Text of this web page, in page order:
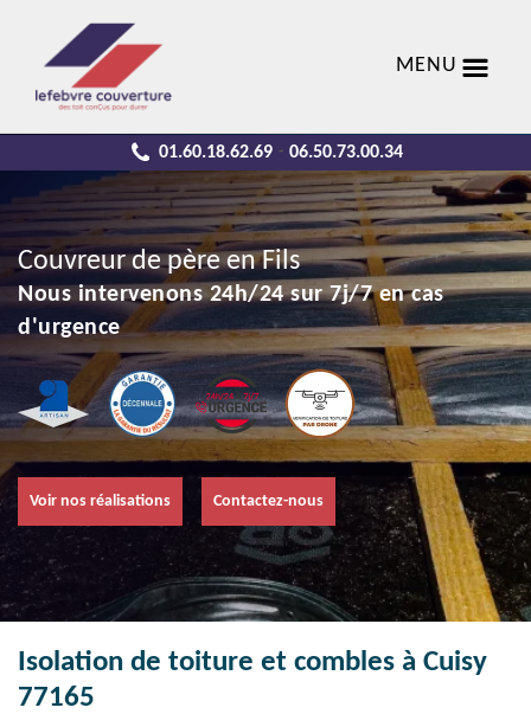
MENU
01.60.18.62.69 - 06.50.73.00.34
Couvreur de père en Fils
Nous intervenons 24h/24 sur 7j/7 en cas
d'urgence
Voir nos réalisations Contactez-nous
Isolation de toiture et combles à Cuisy
77165